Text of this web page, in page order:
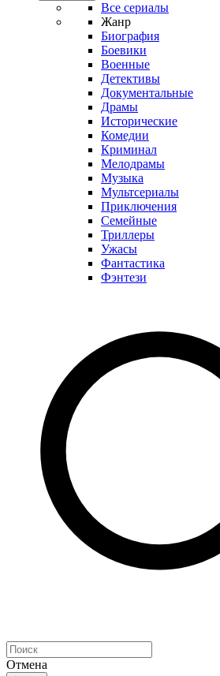
Все сериалы
Жанр
Биография
Боевики
Военные
Детективы
Документальные
Драмы
Исторические
Комедии
Криминал
Мелодрамы
Музыка
Мультсериалы
Приключения
Семейные
Триллеры
Ужасы
Фантастика
Фэнтези
Отмена